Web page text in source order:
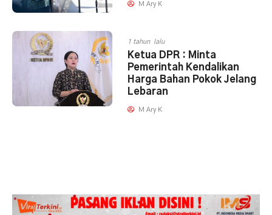
M Ary K
1 tahun lalu
Ketua DPR : Minta
Pemerintah Kendalikan
Harga Bahan Pokok Jelang
Lebaran
M Ary K